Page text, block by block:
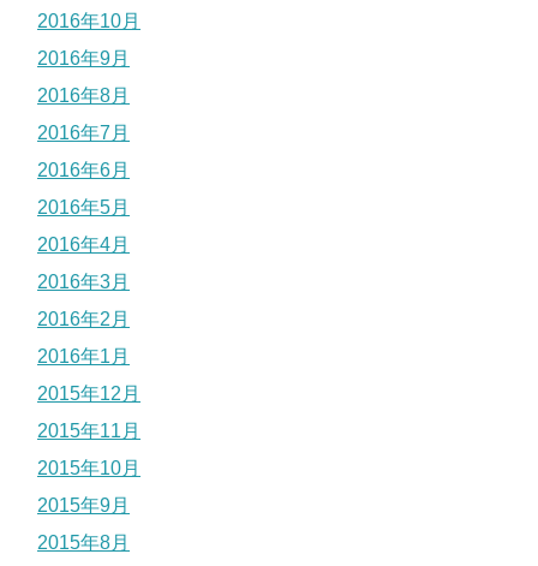
2016年10月
2016年9月
2016年8月
2016年7月
2016年6月
2016年5月
2016年4月
2016年3月
2016年2月
2016年1月
2015年12月
2015年11月
2015年10月
2015年9月
2015年8月